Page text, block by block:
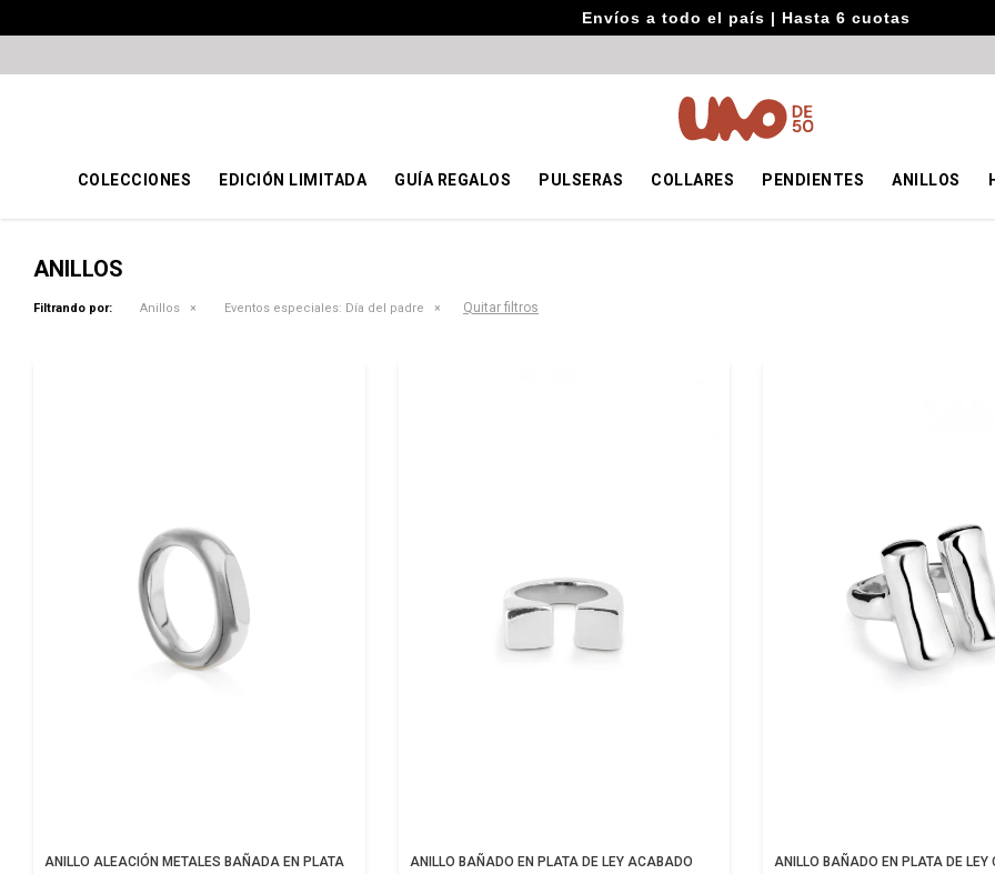
Envíos a todo el país | Hasta 6 cuotas
COLECCIONES EDICIÓN LIMITADA GUÍA REGALOS PULSERAS COLLARES PENDIENTES ANILLOS
ANILLOS
Filtrando por: Anillos Eventos especiales: Día del padre Quitar filtros
ANILLO ALEACIÓN METALES BAÑADA EN PLATA
ANILLO BAÑADO EN PLATA DE LEY ACABADO
ANILLO BAÑADO EN PLATA DE LEY